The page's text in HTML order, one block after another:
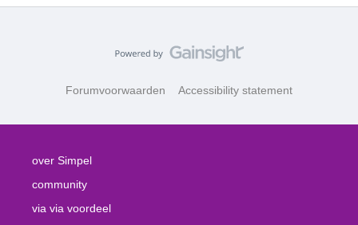
Forumvoorwaarden Accessibility statement
over Simpel
community
via via voordeel